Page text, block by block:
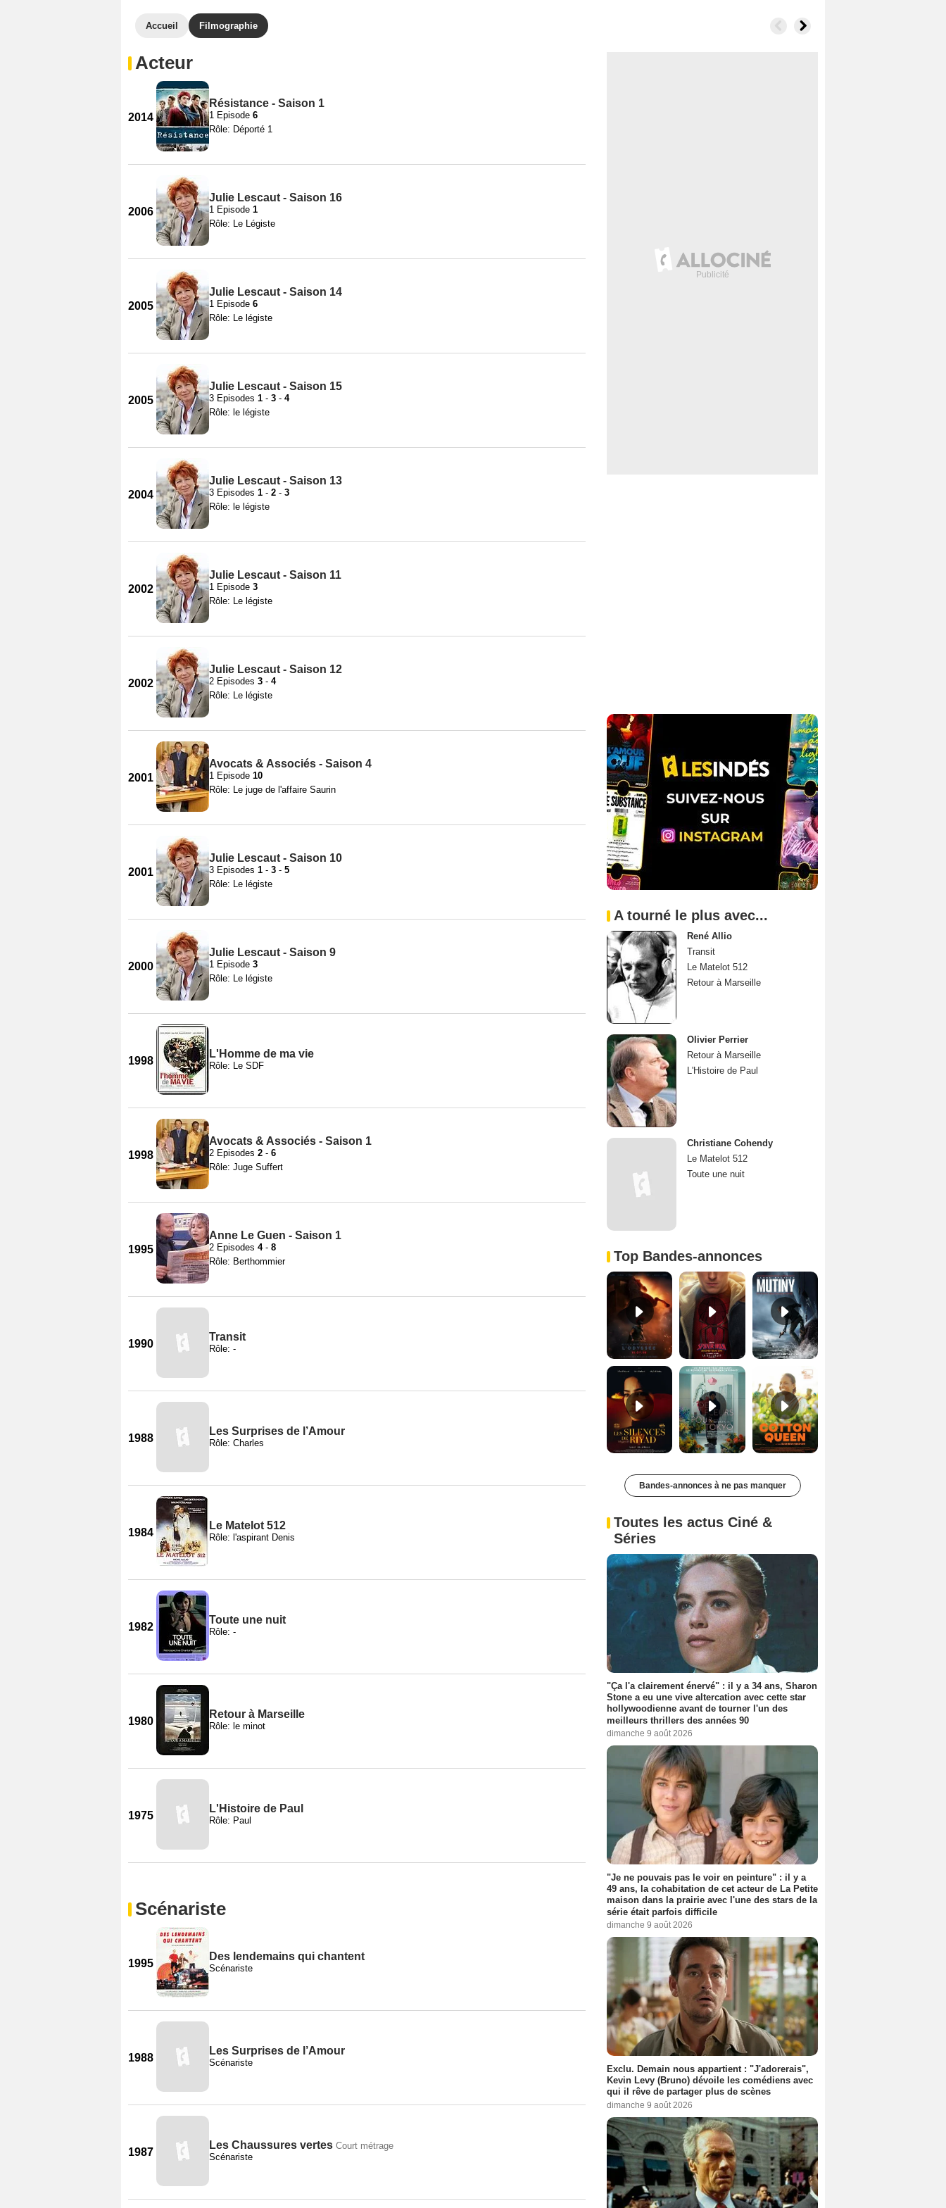
Accueil Filmographie
Acteur
2014
Résistance - Saison 1
1 Episode 6
Rôle: Déporté 1
2006
Julie Lescaut - Saison 16
1 Episode 1
Rôle: Le Légiste
2005
Julie Lescaut - Saison 14
1 Episode 6
Rôle: Le légiste
2005
Julie Lescaut - Saison 15
3 Episodes 1 - 3 - 4
Rôle: le légiste
2004
Julie Lescaut - Saison 13
3 Episodes 1 - 2 - 3
Rôle: le légiste
2002
Julie Lescaut - Saison 11
1 Episode 3
Rôle: Le légiste
2002
Julie Lescaut - Saison 12
2 Episodes 3 - 4
Rôle: Le légiste
2001
Avocats & Associés - Saison 4
1 Episode 10
Rôle: Le juge de l'affaire Saurin
2001
Julie Lescaut - Saison 10
3 Episodes 1 - 3 - 5
Rôle: Le légiste
2000
Julie Lescaut - Saison 9
1 Episode 3
Rôle: Le légiste
1998
L'Homme de ma vie
Rôle: Le SDF
1998
Avocats & Associés - Saison 1
2 Episodes 2 - 6
Rôle: Juge Suffert
1995
Anne Le Guen - Saison 1
2 Episodes 4- 8
Rôle: Berthommier
1990
Transit
Rôle: -
1988
Les Surprises de l’Amour
Rôle: Charles
1984
Le Matelot 512
Rôle: l'aspirant Denis
1982
Toute une nuit
Rôle: -
1980
Retour à Marseille
Rôle: le minot
1975
L'Histoire de Paul
Rôle: Paul
Scénariste
1995
Des lendemains qui chantent
Scénariste
1988
Les Surprises de l’Amour
Scénariste
1987
Les Chaussures vertes Court métrage
Scénariste
A tourné le plus avec...
René Allio
Transit
Le Matelot 512
Retour à Marseille
Olivier Perrier
Retour à Marseille
L'Histoire de Paul
Christiane Cohendy
Le Matelot 512
Toute une nuit
Top Bandes-annonces
L'Odyssée Bande-annonce VO STFR Spider-Man: Brand New Day Bande-annonce VO STFR
Les Silences de Riyad Bande-annonce VO STFR Cotton Queen Bande-annonce VO STFR
Bandes-annonces à ne pas manquer
Toutes les actus Ciné &
Séries
"Ça l'a clairement énervé" : il y a 34 ans, Sharon
Stone a eu une vive altercation avec cette star
hollywoodienne avant de tourner l'un des
meilleurs thrillers des années 90
dimanche 9 août 2026
"Je ne pouvais pas le voir en peinture" : il y a
49 ans, la cohabitation de cet acteur de La Petite
maison dans la prairie avec l'une des stars de la
série était parfois difficile
dimanche 9 août 2026
Exclu. Demain nous appartient : "J'adorerais",
Kevin Levy (Bruno) dévoile les comédiens avec
qui il rêve de partager plus de scènes
dimanche 9 août 2026